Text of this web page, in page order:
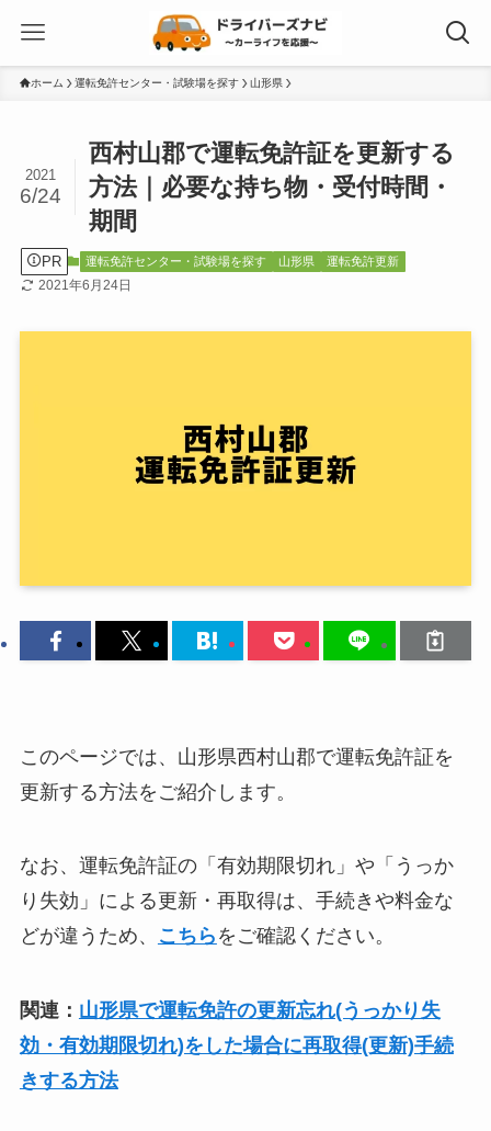
ホーム 運転免許センター・試験場を探す 山形県
西村山郡で運転免許証を更新する
方法｜必要な持ち物・受付時間・
期間
2021
6/24
PR 運転免許センター・試験場を探す 山形県 運転免許更新
2021年6月24日
このページでは、山形県西村山郡で運転免許証を
更新する方法をご紹介します。
なお、運転免許証の「有効期限切れ」や「うっか
り失効」による更新・再取得は、手続きや料金な
どが違うため、
こちら をご確認ください。
関連： 山形県で運転免許の更新忘れ(うっかり失
効・有効期限切れ)をした場合に再取得(更新)手続
きする方法